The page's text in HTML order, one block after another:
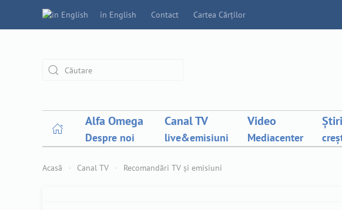
in English Contact Cartea Cărților
Alfa Omega
Despre noi
Canal TV
live&emisiuni
Video
Mediacenter
Știri
Acasă Canal TV Recomandări TV și emisiuni